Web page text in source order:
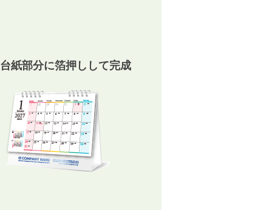
台紙部分に箔押しして完成